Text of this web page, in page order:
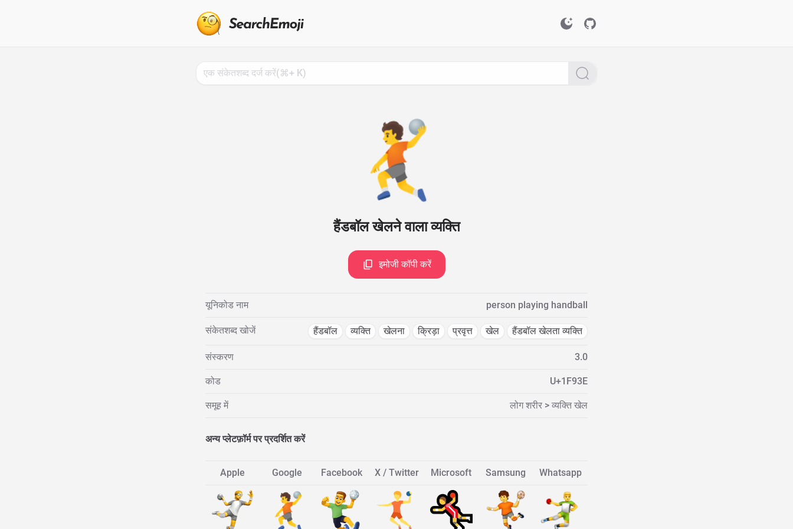
Click
🤾
हैंडबॉल खेलने वाला व्यक्ति
इमोजी कॉपी करें
यूनिकोड नाम person playing handball
संकेतशब्द खोजें हैंडबॉल व्यक्ति खेलना क्रिड़ा प्रवृत्त खेल हैंडबॉल खेलता व्यक्ति
संस्करण 3.0
कोड U+1F93E
समूह में लोग शरीर > व्यक्ति खेल
अन्य प्लेटफ़ॉर्म पर प्रदर्शित करें
Apple Google Facebook X / Twitter Microsoft Samsung Whatsapp